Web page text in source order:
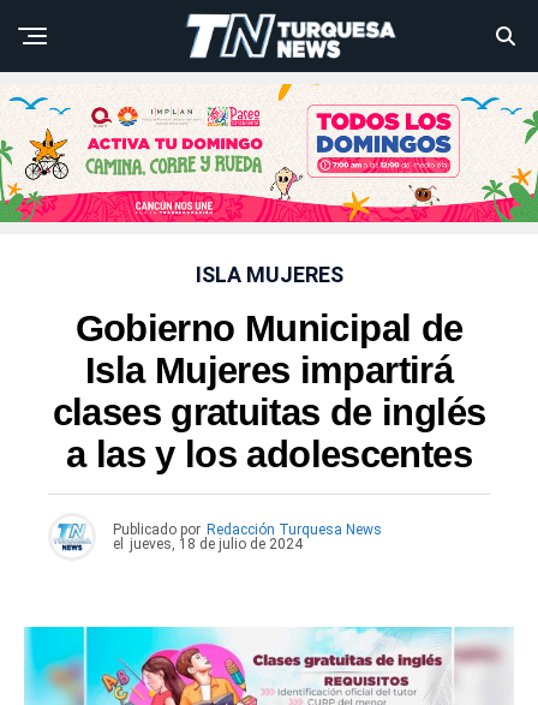
ISLA MUJERES
Gobierno Municipal de
Isla Mujeres impartirá
clases gratuitas de inglés
a las y los adolescentes
Publicado por Redacción Turquesa News
el
jueves, 18 de julio de 2024